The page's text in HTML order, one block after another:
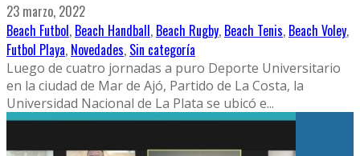
23 marzo, 2022
Beach Futbol, Beach Handball, Beach Rugby, Beach Tenis, Beach Voley,
Futbol Playa, Novedades, Sin categoría
Luego de cuatro jornadas a puro Deporte Universitario
en la ciudad de Mar de Ajó, Partido de La Costa, la
Universidad Nacional de La Plata se ubicó e...